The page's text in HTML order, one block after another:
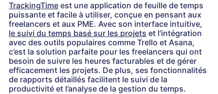
TrackingTime est une application de feuille de temps
puissante et facile à utiliser, conçue en pensant aux
freelancers et aux PME. Avec son interface intuitive,
le suivi du temps basé sur les projets et l’intégration
avec des outils populaires comme Trello et Asana,
c’est la solution parfaite pour les freelancers qui ont
besoin de suivre les heures facturables et de gérer
efficacement les projets. De plus, ses fonctionnalités
de rapports détaillés facilitent le suivi de la
productivité et l’analyse de la gestion du temps.